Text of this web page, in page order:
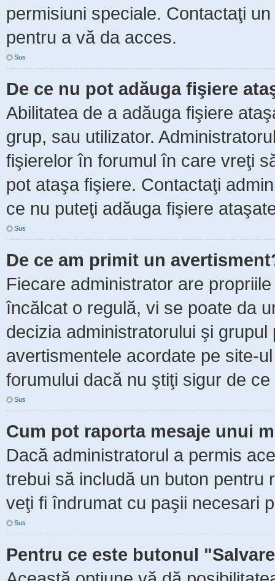
permisiuni speciale. Contactaţi
pentru a vă da acces.
Sus
De ce nu pot adăuga fişiere
Abilitatea de a adăuga fişiere
grup, sau utilizator.
fişierelor în forumul în care vreţi
pot ataşa fişiere. Contactaţi
ce nu puteţi adăuga fişiere
Sus
De ce am primit un
Fiecare administrator are
încălcat o regulă, vi se poate da
decizia administratorului şi
avertismentele acordate pe site-
forumului dacă nu ştiţi sigur de
Sus
Cum pot raporta mesaje unui
Dacă administratorul a permis
trebui să includă un buton pentru
veţi fi îndrumat cu paşii necesari
Sus
Pentru ce este butonul